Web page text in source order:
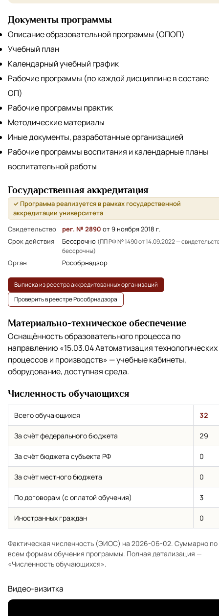
Документы программы
Описание образовательной программы (ОПОП)
Учебный план
Календарный учебный график
Рабочие программы (по каждой дисциплине в составе
ОП)
Рабочие программы практик
Методические материалы
Иные документы, разработанные организацией
Рабочие программы воспитания и календарные планы
воспитательной работы
Государственная аккредитация
✓ Программа реализуется в рамках государственной
аккредитации университета
Свидетельство
рег. № 2890 от 9 ноября 2018 г.
Срок действия
Бессрочно (ПП РФ № 1490 от 14.09.2022 —
бессрочны)
Орган Рособрнадзор
Выписка из реестра аккредитованных организаций
Проверить в реестре Рособрнадзора
Материально-техническое обеспечение
Оснащённость образовательного процесса по
направлению «15.03.04 Автоматизация технологических
процессов и производств» — учебные кабинеты,
оборудование, доступная среда.
Численность обучающихся
Всего обучающихся 32
За счёт федерального бюджета 29
За счёт бюджета субъекта РФ 0
За счёт местного бюджета 0
По договорам (с оплатой обучения) 3
Иностранных граждан 0
Фактическая численность (ЭИОС) на 2026-06-02. Суммарно по
всем формам обучения программы. Полная детализация —
«Численность обучающихся».
Видео-визитка